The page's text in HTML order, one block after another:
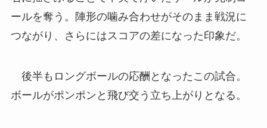
ールを奪う。陣形の噛み合わせがそのまま戦況に
つながり、さらにはスコアの差になった印象だ。
後半もロングボールの応酬となったこの試合。
ボールがポンポンと飛び交う立ち上がりとなる。